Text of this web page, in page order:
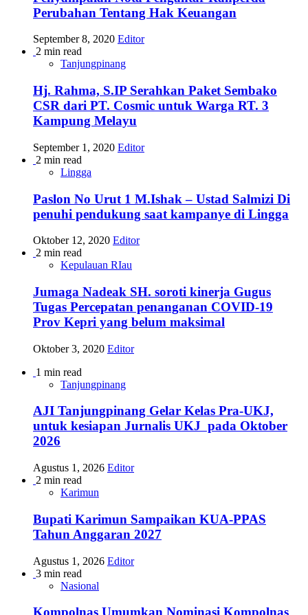
Perubahan Tentang Hak Keuangan
September 8, 2020 Editor
2 min read
Tanjungpinang
Hj. Rahma, S.IP Serahkan Paket Sembako
CSR dari PT. Cosmic untuk Warga RT. 3
Kampung Melayu
September 1, 2020 Editor
2 min read
Lingga
Paslon No Urut 1 M.Ishak – Ustad Salmizi Di
penuhi pendukung saat kampanye di Lingga
Oktober 12, 2020 Editor
2 min read
Kepulauan RIau
Jumaga Nadeak SH. soroti kinerja Gugus
Tugas Percepatan penanganan COVID-19
Prov Kepri yang belum maksimal
Oktober 3, 2020 Editor
1 min read
Tanjungpinang
AJI Tanjungpinang Gelar Kelas Pra-UKJ,
untuk kesiapan Jurnalis UKJ pada Oktober
2026
Agustus 1, 2026 Editor
2 min read
Karimun
Bupati Karimun Sampaikan KUA-PPAS
Tahun Anggaran 2027
Agustus 1, 2026 Editor
3 min read
Nasional